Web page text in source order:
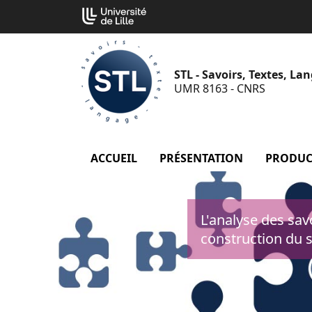
contenu
STL - Savoirs, Textes,
UMR 8163 - CNRS
ACCUEIL PRÉSENTATION menu
L'analyse des
construction du
Cookies management panel